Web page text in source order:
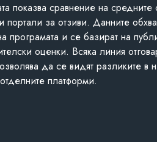
показва сравнение на
портали за отзиви. Данните
програмата и се базират на
оценки. Всяка линия
да се видят разликите в
платформи.